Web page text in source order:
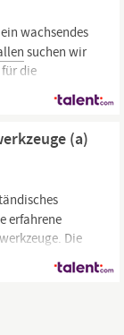
wachsendes
suchen wir
die
und
(a)
erfahrene
Die
und
Labore.